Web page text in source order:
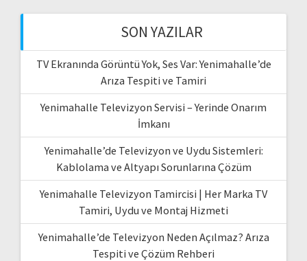
SON YAZILAR
TV Ekranında Görüntü Yok, Ses Var: Yenimahalle’de
Arıza Tespiti ve Tamiri
Yenimahalle Televizyon Servisi – Yerinde Onarım
İmkanı
Yenimahalle’de Televizyon ve Uydu Sistemleri:
Kablolama ve Altyapı Sorunlarına Çözüm
Yenimahalle Televizyon Tamircisi | Her Marka TV
Tamiri, Uydu ve Montaj Hizmeti
Yenimahalle’de Televizyon Neden Açılmaz? Arıza
Tespiti ve Çözüm Rehberi